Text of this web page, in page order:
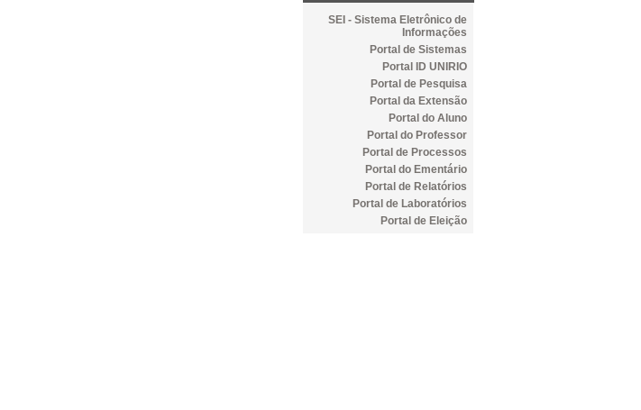
SEI - Sistema Eletrônico de
Informações
Portal de Sistemas
Portal ID UNIRIO
Portal de Pesquisa
Portal da Extensão
Portal do Aluno
Portal do Professor
Portal de Processos
Portal do Ementário
Portal de Relatórios
Portal de Laboratórios
Portal de Eleição